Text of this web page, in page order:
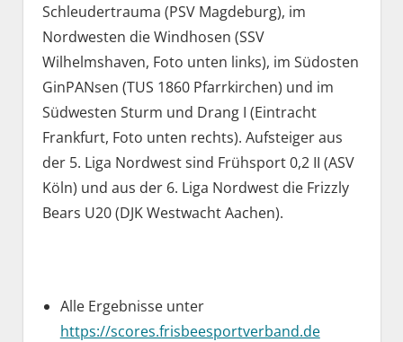
Schleudertrauma (PSV Magdeburg), im
Nordwesten die Windhosen (SSV
Wilhelmshaven, Foto unten links), im Südosten
GinPANsen (TUS 1860 Pfarrkirchen) und im
Südwesten Sturm und Drang I (Eintracht
Frankfurt, Foto unten rechts). Aufsteiger aus
der 5. Liga Nordwest sind Frühsport 0,2 II (ASV
Köln) und aus der 6. Liga Nordwest die Frizzly
Bears U20 (DJK Westwacht Aachen).
Alle Ergebnisse unter
https://scores.frisbeesportverband.de